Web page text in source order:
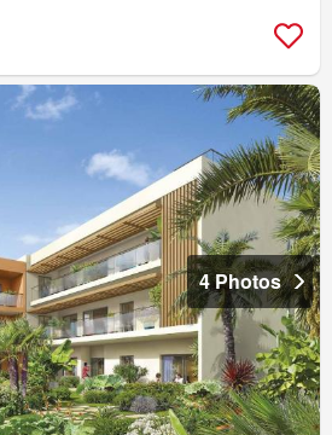
4 Photos